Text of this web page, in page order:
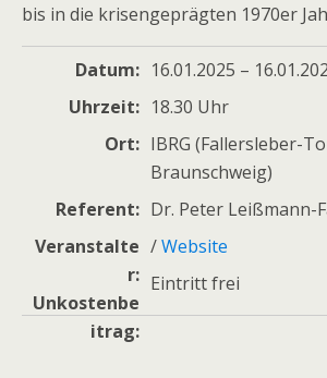
bis in die krisengeprägten 1970er
Datum
16.01.2025 –
Uhrzeit
18.30 Uhr
Ort
IBRG (Fallersleber-
Braunschweig)
Referent
Dr. Peter Leißmann-
Veranstalte
r
/Website
Unkostenbe
itrag
Eintritt frei